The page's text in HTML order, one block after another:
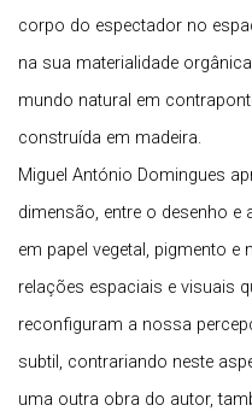
corpo do espectador no
na sua materialidade
mundo natural em
construída em madeira.
Miguel António Domingues
dimensão, entre o desenho e
em papel vegetal, pigmento e
relações espaciais e visuais
reconfiguram a nossa
subtil, contrariando neste
uma outra obra do autor,